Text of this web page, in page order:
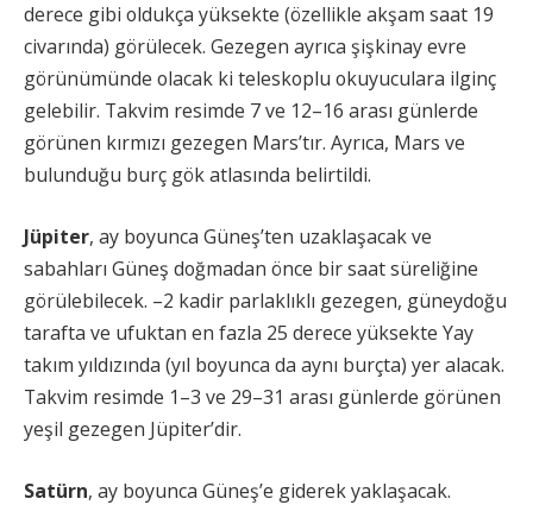
derece gibi oldukça yüksekte (özellikle akşam saat 19
civarında) görülecek. Gezegen ayrıca şişkinay evre
görünümünde olacak ki teleskoplu okuyuculara ilginç
gelebilir. Takvim resimde 7 ve 12–16 arası günlerde
görünen kırmızı gezegen Mars’tır. Ayrıca, Mars ve
bulunduğu burç gök atlasında belirtildi.
Jüpiter, ay boyunca Güneş’ten uzaklaşacak ve
sabahları Güneş doğmadan önce bir saat süreliğine
görülebilecek. –2 kadir parlaklıklı gezegen, güneydoğu
tarafta ve ufuktan en fazla 25 derece yüksekte Yay
takım yıldızında (yıl boyunca da aynı burçta) yer alacak.
Takvim resimde 1–3 ve 29–31 arası günlerde görünen
yeşil gezegen Jüpiter’dir.
Satürn, ay boyunca Güneş’e giderek yaklaşacak.